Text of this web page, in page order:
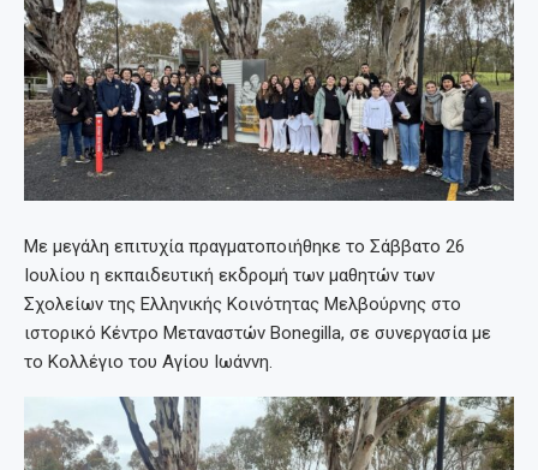
Με μεγάλη επιτυχία πραγματοποιήθηκε το Σάββατο 26
Ιουλίου η εκπαιδευτική εκδρομή των μαθητών των
Σχολείων της Ελληνικής Κοινότητας Μελβούρνης στο
ιστορικό Κέντρο Μεταναστών Bonegilla, σε συνεργασία με
το Κολλέγιο του Αγίου Ιωάννη.